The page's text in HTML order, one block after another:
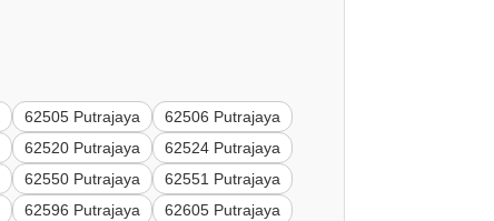
62505 Putrajaya
62506 Putrajaya
62520 Putrajaya
62524 Putrajaya
62550 Putrajaya
62551 Putrajaya
62596 Putrajaya
62605 Putrajaya